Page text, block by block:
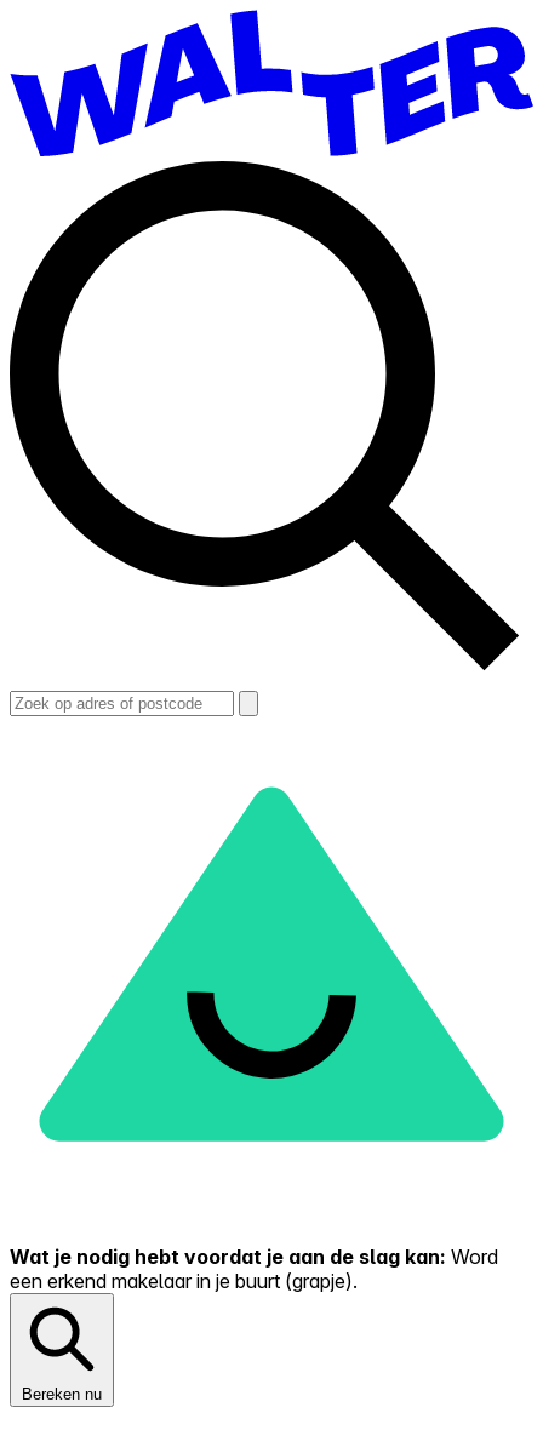
Wat je nodig hebt voordat je aan de slag kan: Word
een erkend makelaar in je buurt (grapje).
Bereken nu